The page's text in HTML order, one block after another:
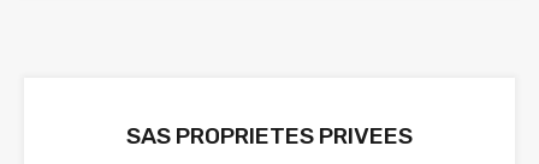
SAS PROPRIETES PRIVEES